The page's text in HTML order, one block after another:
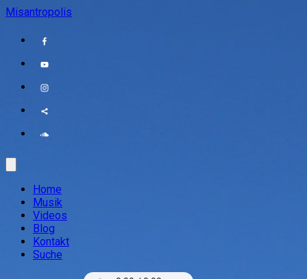
Misantropolis
Home
Musik
Videos
Blog
Kontakt
Suche